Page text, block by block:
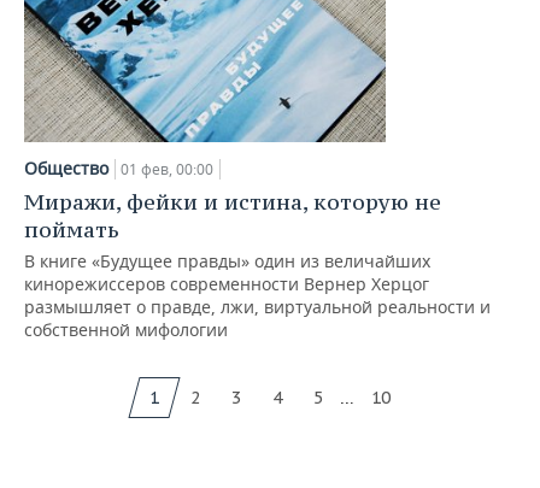
Общество 01 фев, 00:00
Миражи, фейки и истина, которую не
поймать
В книге «Будущее правды» один из величайших
кинорежиссеров современности Вернер Херцог
размышляет о правде, лжи, виртуальной реальности и
собственной мифологии
1 2 3 4 5 ... 10